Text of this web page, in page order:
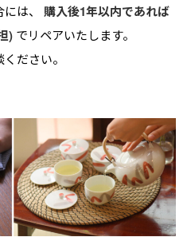
は、 購入後1年以内であれば
) でリペアいたします。
ださい。